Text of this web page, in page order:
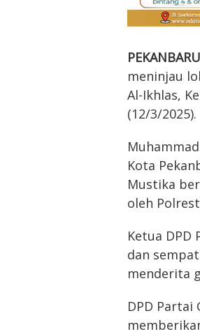
meninjau
Al-Ikhlas,
(12/3/2025).
Kota
Mustika
oleh
Ketua DPD
dan
menderita
DPD Partai